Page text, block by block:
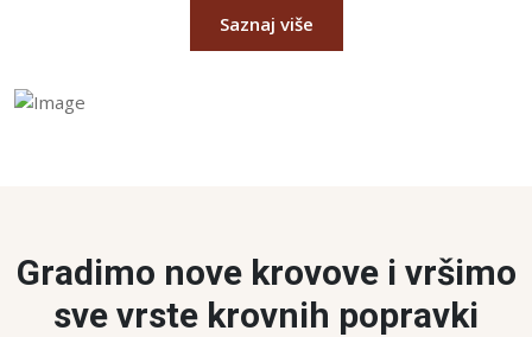
Saznaj više
Gradimo nove krovove i vršimo
sve vrste krovnih popravki